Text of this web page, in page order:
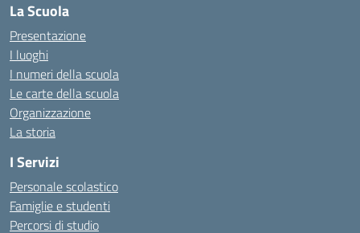
La Scuola
Presentazione
I luoghi
I numeri della scuola
Le carte della scuola
Organizzazione
La storia
I Servizi
Personale scolastico
Famiglie e studenti
Percorsi di studio